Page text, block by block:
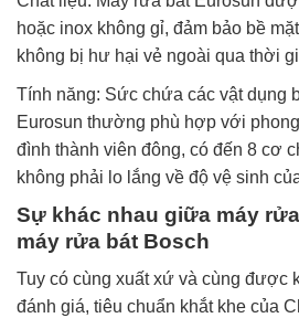
hoặc inox không gỉ, đảm bảo bề
không bị hư hại vẻ ngoài qua thời
Tính năng: Sức chứa các vật dụng
Eurosun thường phù hợp với
đình thành viên đông, có đến 8 cơ
không phải lo lắng về độ vệ sinh
Sự khác nhau giữa máy
máy rửa bát Bosch
Tuy có cùng xuất xứ và cùng được
đánh giá, tiêu chuẩn khắt khe của